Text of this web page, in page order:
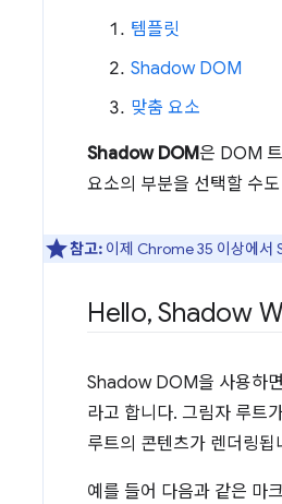
템플릿
Shadow DOM
맞춤 요소
Shadow DOM은 DOM
요소의 부분을 선택할 수
참고: 이제 Chrome 35 이상에서
Hello, Shadow
Shadow DOM을 사용하
라고 합니다. 그림자 루트
루트의 콘텐츠가 렌더링됩
예를 들어 다음과 같은 마